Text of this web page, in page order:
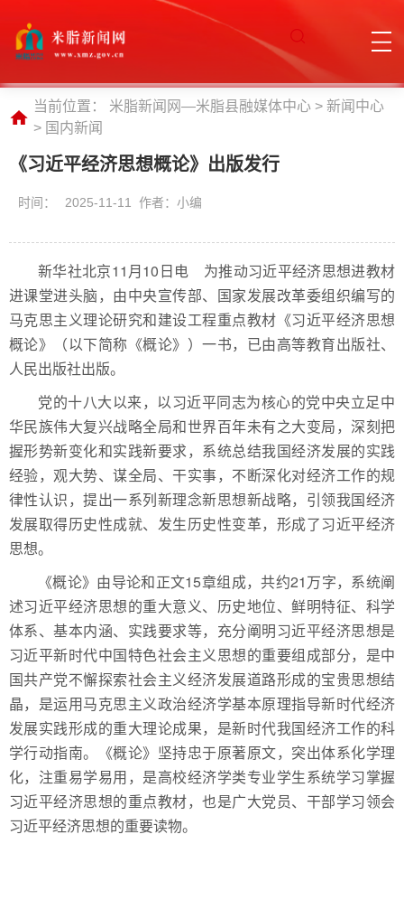
当前位置： 米脂新闻网—米脂县融媒体中心 > 新闻中心
> 国内新闻
《习近平经济思想概论》出版发行
时间： 2025-11-11 作者：小编
新华社北京11月10日电 为推动习近平经济思想进教材
进课堂进头脑，由中央宣传部、国家发展改革委组织编写的
马克思主义理论研究和建设工程重点教材《习近平经济思想
概论》（以下简称《概论》）一书，已由高等教育出版社、
人民出版社出版。
党的十八大以来，以习近平同志为核心的党中央立足中
华民族伟大复兴战略全局和世界百年未有之大变局，深刻把
握形势新变化和实践新要求，系统总结我国经济发展的实践
经验，观大势、谋全局、干实事，不断深化对经济工作的规
律性认识，提出一系列新理念新思想新战略，引领我国经济
发展取得历史性成就、发生历史性变革，形成了习近平经济
思想。
《概论》由导论和正文15章组成，共约21万字，系统阐
述习近平经济思想的重大意义、历史地位、鲜明特征、科学
体系、基本内涵、实践要求等，充分阐明习近平经济思想是
习近平新时代中国特色社会主义思想的重要组成部分，是中
国共产党不懈探索社会主义经济发展道路形成的宝贵思想结
晶，是运用马克思主义政治经济学基本原理指导新时代经济
发展实践形成的重大理论成果，是新时代我国经济工作的科
学行动指南。《概论》坚持忠于原著原文，突出体系化学理
化，注重易学易用，是高校经济学类专业学生系统学习掌握
习近平经济思想的重点教材，也是广大党员、干部学习领会
习近平经济思想的重要读物。